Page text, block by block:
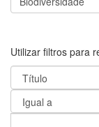
Utilizar filtros para